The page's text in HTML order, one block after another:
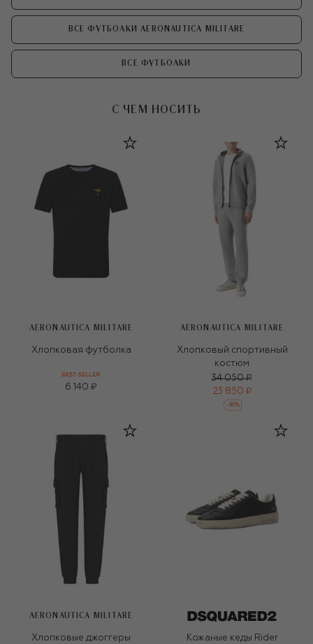
ВСЕ ФУТБОЛКИ AERONAUTICA MILITARE
ВСЕ ФУТБОЛКИ
С ЧЕМ НОСИТЬ
AERONAUTICA MILITARE
Хлопковая футболка
BEST-SELLER
6 140 ₽
AERONAUTICA MILITARE
Хлопковый спортивный
костюм
34 050 ₽
23 850 ₽
-30%
AERONAUTICA MILITARE
Хлопковые джоггеры Кожаные кеды Rider